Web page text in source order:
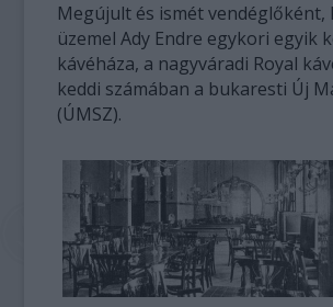
Megújult és ismét vendéglőként,
üzemel Ady Endre egykori egyik
kávéháza, a nagyváradi Royal
keddi számában a bukaresti Új
(ÚMSZ).